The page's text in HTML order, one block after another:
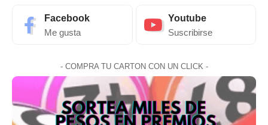
Facebook
Me gusta
Youtube
Suscribirse
- COMPRA TU CARTON CON UN CLICK -